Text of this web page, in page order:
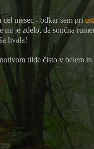
mesec - odkar sem pri
mi je zdelo, da sončna
hvala!
tilde čisto v belem